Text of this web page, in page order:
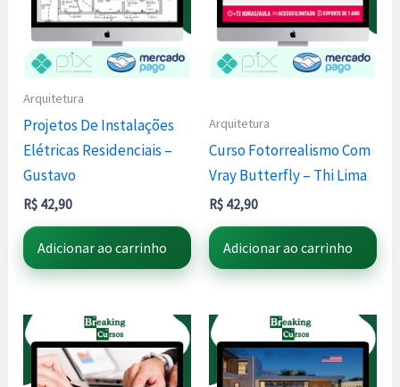
Arquitetura
Projetos De Instalações
Elétricas Residenciais –
Gustavo
R$ 42,90
Adicionar ao carrinho
Arquitetura
Curso Fotorrealismo Com
Vray Butterfly – Thi Lima
R$ 42,90
Adicionar ao carrinho